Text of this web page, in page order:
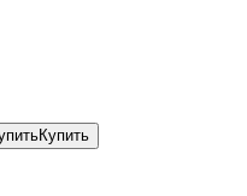
Купить